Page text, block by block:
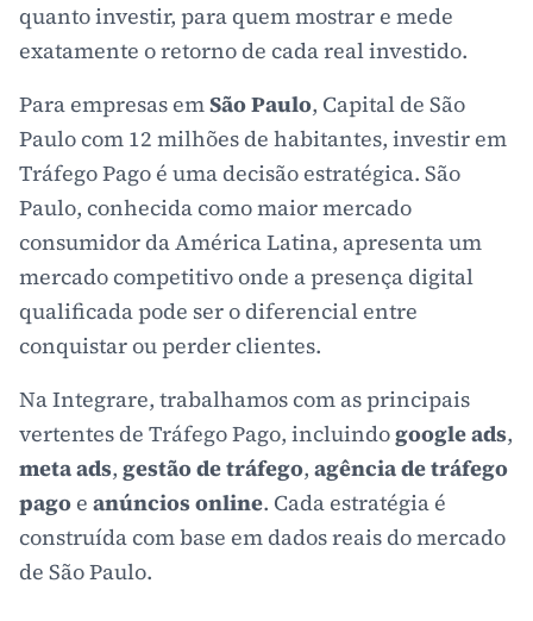
quanto investir, para quem mostrar e mede
exatamente o retorno de cada real investido.
Para empresas emSão Paulo, Capital de São
Paulo com 12 milhões de habitantes, investir em
Tráfego Pago é uma decisão estratégica. São
Paulo, conhecida como maior mercado
consumidor da América Latina, apresenta um
mercado competitivo onde a presença digital
qualificada pode ser o diferencial entre
conquistar ou perder clientes.
Na Integrare, trabalhamos com as principais
vertentes de Tráfego Pago, incluindogoogle ads,
meta ads, gestão de tráfego, agência de tráfego
pago e anúncios online. Cada estratégia é
construída com base em dados reais do mercado
de São Paulo.